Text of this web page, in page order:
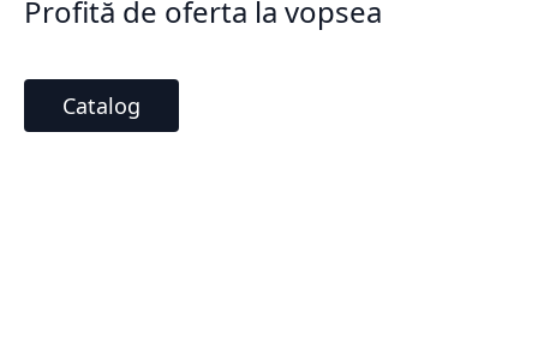
Profită de oferta la vopsea
Catalog